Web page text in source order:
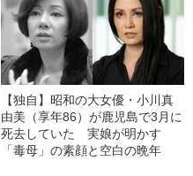
【独自】昭和の大女優・小川真
由美（享年86）が鹿児島で3月に
死去していた 実娘が明かす
「毒母」の素顔と空白の晩年